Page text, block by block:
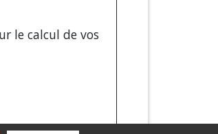
le calcul de vos